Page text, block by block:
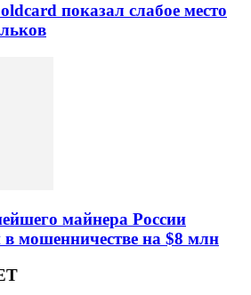
показал слабое место
майнера России
мошенничестве на $8 млн